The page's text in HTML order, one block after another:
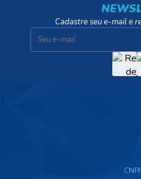
Cadastre seu e-mail e
CNPJ: